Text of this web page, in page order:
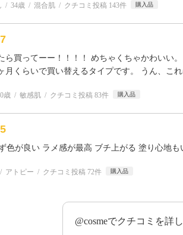
34歳 混合肌 クチコミ投稿 143件 購入品
7
ら買ってーー！！！！ めちゃくちゃかわいい
月くらいで買い替えるタイプです。 うん、これ
歳 敏感肌 クチコミ投稿 83件 購入品
5
色が良い ラメ感が最高 ブチ上がる 塗り心地
アトピー クチコミ投稿 72件 購入品
@cosmeでクチコミを詳